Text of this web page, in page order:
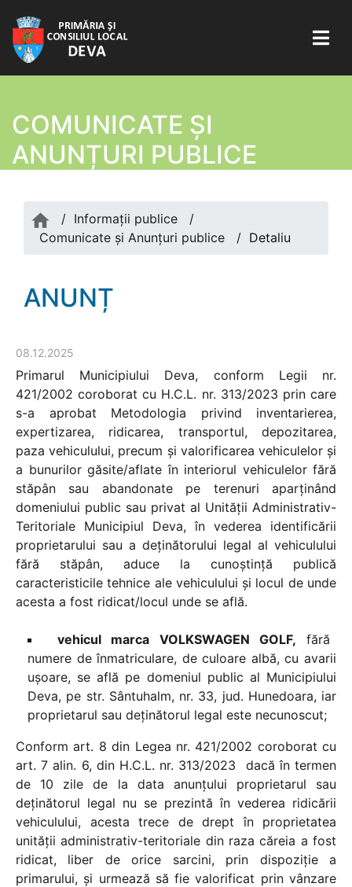
COMUNICATE ŞI
ANUNȚURI PUBLICE
/ Informații publice
/
Comunicate şi Anunțuri publice
/ Detaliu
ANUNȚ
08.12.2025
Primarul Municipiului Deva, conform Legii nr.
421/2002 coroborat cu H.C.L. nr. 313/2023 prin care
s-a aprobat Metodologia privind inventarierea,
expertizarea, ridicarea, transportul, depozitarea,
paza vehiculului, precum şi valorificarea vehiculelor și
a bunurilor găsite/aflate în interiorul vehiculelor fără
stăpân sau abandonate pe terenuri aparținând
domeniului public sau privat al Unității Administrativ-
Teritoriale Municipiul Deva, în vederea identificării
proprietarului sau a deţinătorului legal al vehiculului
fără stăpân, aduce la cunoştinţă publică
caracteristicile tehnice ale vehiculului şi locul de unde
acesta a fost ridicat/locul unde se află.
vehicul marca VOLKSWAGEN GOLF, fără
numere de înmatriculare, de culoare albă, cu avarii
ușoare, se află pe domeniul public al Municipiului
Deva, pe str. Sântuhalm, nr. 33, jud. Hunedoara, iar
proprietarul sau deţinătorul legal este necunoscut;
Conform art. 8 din Legea nr. 421/2002 coroborat cu
art. 7 alin. 6, din H.C.L. nr. 313/2023 dacă în termen
de 10 zile de la data anunţului proprietarul sau
deţinătorul legal nu se prezintă în vederea ridicării
vehiculului, acesta trece de drept în proprietatea
unităţii administrativ-teritoriale din raza căreia a fost
ridicat, liber de orice sarcini, prin dispoziţie a
primarului, şi urmează să fie valorificat prin vânzare